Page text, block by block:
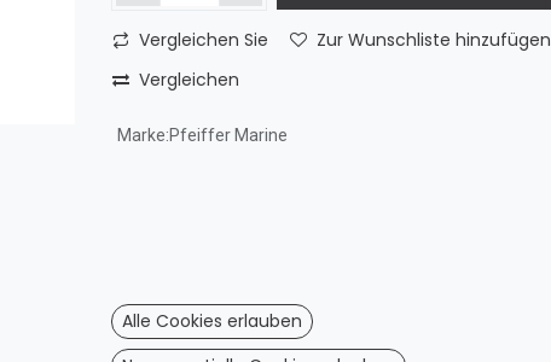
Vergleichen Sie
Zur Wunschliste hinzufügen
Vergleichen
Marke:Pfeiffer Marine
Art.-Nr. : L-66107125
Alle Cookies erlauben